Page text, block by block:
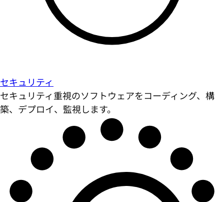
セキュリティ
セキュリティ重視のソフトウェアをコーディング、構
築、デプロイ、監視します。